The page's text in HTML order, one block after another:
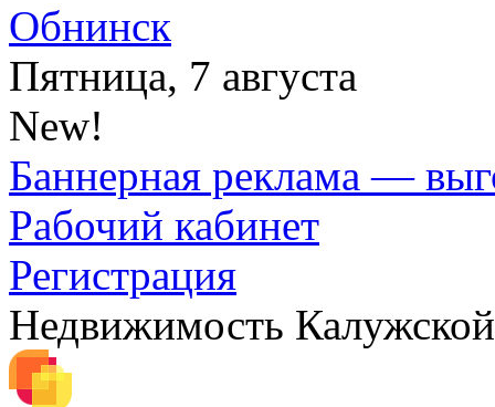
Обнинск
Пятница, 7 августа
New!
Баннерная реклама —
Рабочий кабинет
Регистрация
Недвижимость